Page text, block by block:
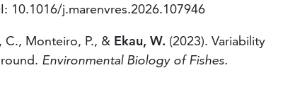
10.1016/j.marenvres.2026.107946
C., Monteiro, P., & Ekau, W. (2023). Variability
Environmental Biology of Fishes.